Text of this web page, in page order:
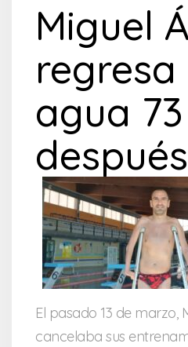
Miguel
regresa
agua
después
El pasado 13 de marzo,
cancelaba sus